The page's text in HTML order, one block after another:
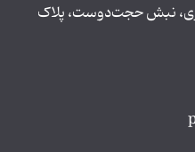
نبش حجت‌دوست، پلاک